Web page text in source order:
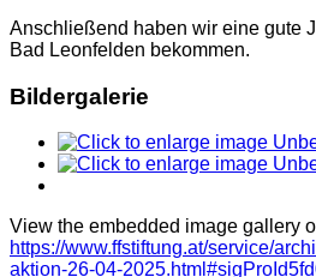
Anschließend haben wir eine gute
Bad Leonfelden bekommen.
Bildergalerie
View the embedded image gallery
https://www.ffstiftung.at/service/
aktion-26-04-